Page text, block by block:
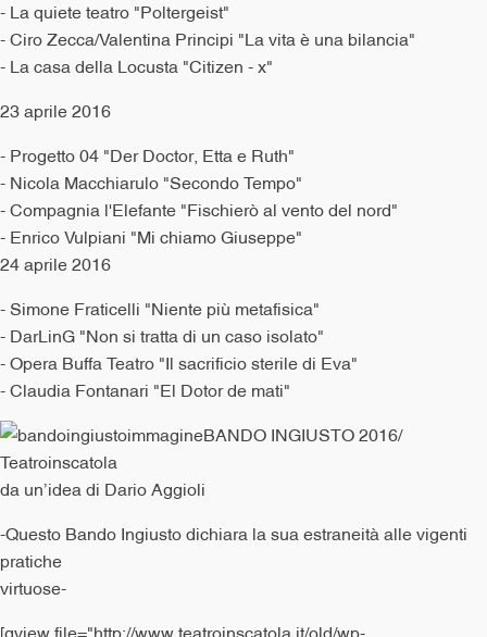
- La quiete teatro "Poltergeist"
- Ciro Zecca/Valentina Principi "La vita è una bilancia"
- La casa della Locusta "Citizen - x"
23 aprile 2016
- Progetto 04 "Der Doctor, Etta e Ruth"
- Nicola Macchiarulo "Secondo Tempo"
- Compagnia l'Elefante "Fischierò al vento del nord"
- Enrico Vulpiani "Mi chiamo Giuseppe"
24 aprile 2016
- Simone Fraticelli "Niente più metafisica"
- DarLinG "Non si tratta di un caso isolato"
- Opera Buffa Teatro "Il sacrificio sterile di Eva"
- Claudia Fontanari "El Dotor de mati"
BANDO INGIUSTO 2016/
Teatroinscatola
da un’idea di Dario Aggioli
-Questo Bando Ingiusto dichiara la sua estraneità alle vigenti
pratiche
virtuose-
[gview file="http://www.teatroinscatola.it/old/wp-